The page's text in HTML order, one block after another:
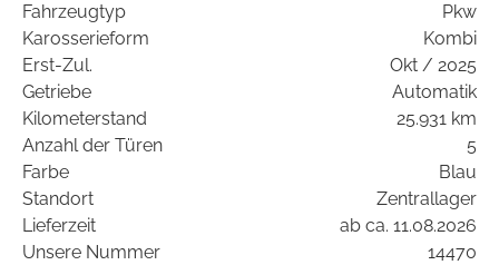
Fahrzeugtyp
Pkw
Karosserieform
Kombi
Erst-Zul.
Okt / 2025
Getriebe
Automatik
Kilometerstand
25.931 km
Anzahl der Türen
5
Farbe
Blau
Standort
Zentrallager
Lieferzeit
ab ca. 11.08.2026
Unsere Nummer
14470